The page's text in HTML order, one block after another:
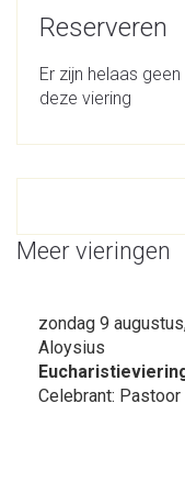
Reserveren
Er zijn helaas
deze viering
Meer vieringen
zondag 9
Aloysius
Celebrant: